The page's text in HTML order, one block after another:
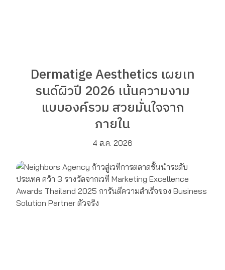
Dermatige Aesthetics เผยเท
รนด์ผิวปี 2026 เน้นความงาม
แบบองค์รวม สวยมั่นใจจาก
ภายใน
4 ส.ค. 2026